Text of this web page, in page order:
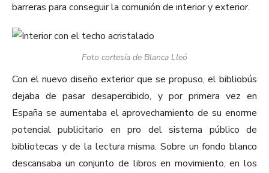
barreras para conseguir la comunión de interior y exterior.
Foto cortesía de Blanca Lleó
Con el nuevo diseño exterior que se propuso, el bibliobús
dejaba de pasar desapercibido, y por primera vez en
España se aumentaba el aprovechamiento de su enorme
potencial publicitario en pro del sistema público de
bibliotecas y de la lectura misma. Sobre un fondo blanco
descansaba un conjunto de libros en movimiento, en los